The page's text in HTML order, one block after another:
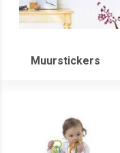
Muurstickers